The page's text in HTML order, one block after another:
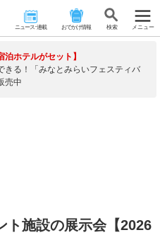
ニュース･連載 おでかけ情報 検 索 メニュー
泊ホテルがセット】
きる！「みなとみらいフェスティバ
売中
ト施設の展示会【2026